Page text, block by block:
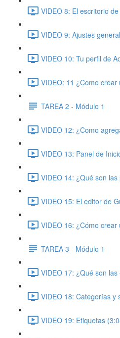
VIDEO 8: El escritorio
VIDEO 9: Ajustes
VIDEO 10: Tu perfil de
VIDEO: 11 ¿Como
TAREA 2 - Módulo 1
VIDEO 12: ¿Como
VIDEO 13: Panel de
VIDEO 14: ¿Qué son
VIDEO 15: El editor de
VIDEO 16: ¿Cómo
TAREA 3 - Módulo 1
VIDEO 17: ¿Qué son
VIDEO 18: Categorías y
VIDEO 19: Etiquetas